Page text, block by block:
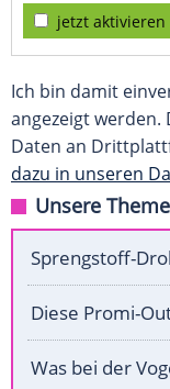
jetzt aktivieren
Ich bin damit
angezeigt
Daten an
dazu in unseren
Unsere
Sprengstoff-
Diese Promi-
Was bei der